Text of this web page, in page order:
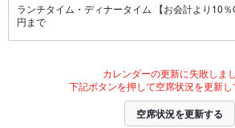
ランチタイム・ディナータイム 【お会計より10
円まで
カレンダーの更新に失敗しまし
下記ボタンを押して空席状況を更新し
空席状況を更新する